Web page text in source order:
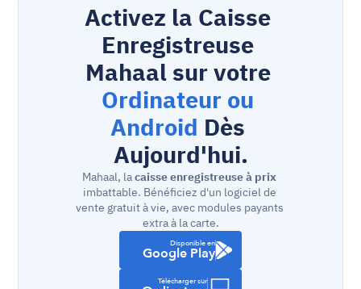
Activez la Caisse
Enregistreuse
Mahaal sur votre
Ordinateur ou
Android Dès
Aujourd'hui.
Mahaal, la caisse enregistreuse à prix
imbattable. Bénéficiez d'un logiciel de
vente gratuit à vie, avec modules payants
extra à la carte.
Disponible en
Google Play
Télécharger sur